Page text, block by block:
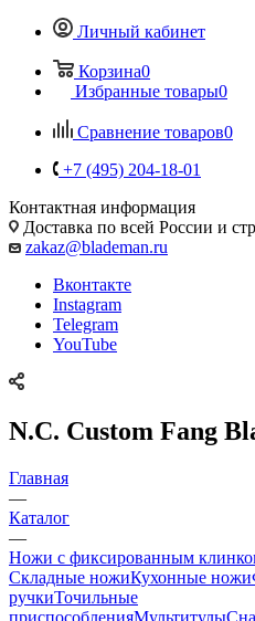
Личный кабинет
Корзина0
Избранные товары0
Сравнение товаров0
+7 (495) 204-18-01
Контактная информация
Доставка по всей России и
zakaz@blademan.ru
Вконтакте
Instagram
Telegram
YouTube
N.C. Custom Fang
Главная
—
Каталог
—
Ножи с фиксированным
Складные ножиКухонные ножи
ручкиТочильные
приспособленияМультитулы